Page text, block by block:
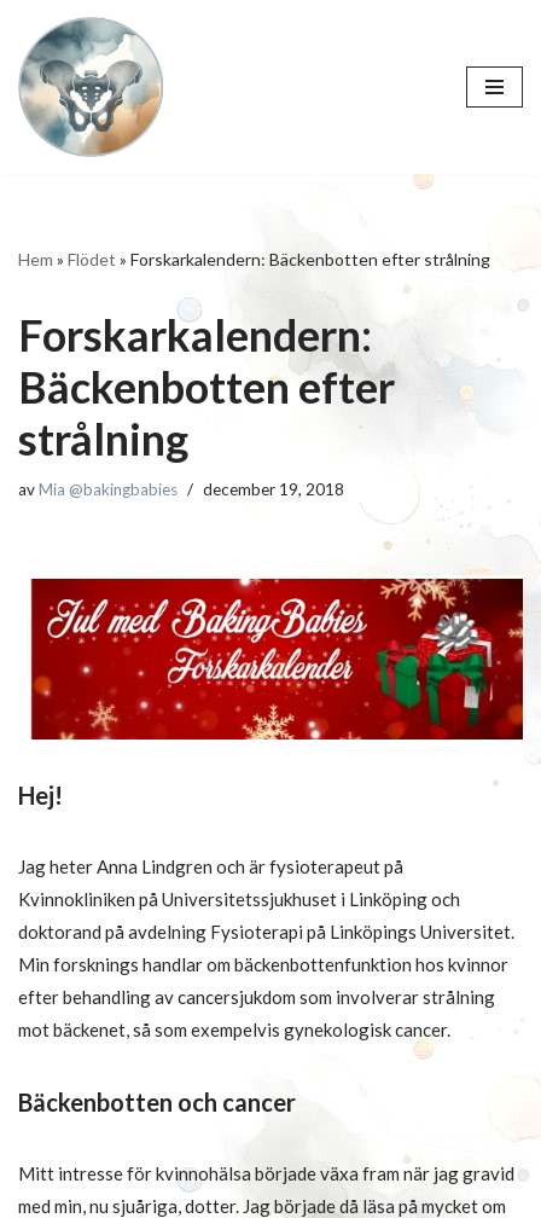
Hoppa
till
innehåll
Hem » Flödet » Forskarkalendern: Bäckenbotten efter strålning
Forskarkalendern:
Bäckenbotten efter
strålning
avMia @bakingbabies december 19, 2018
Hej!
Jag heter Anna Lindgren och är fysioterapeut på
Kvinnokliniken på Universitetssjukhuset i Linköping och
doktorand på avdelning Fysioterapi på Linköpings Universitet.
Min forsknings handlar om bäckenbottenfunktion hos kvinnor
efter behandling av cancersjukdom som involverar strålning
mot bäckenet, så som exempelvis gynekologisk cancer.
Bäckenbotten och cancer
Mitt intresse för kvinnohälsa började växa fram när jag gravid
med min, nu sjuåriga, dotter. Jag började då läsa på mycket om